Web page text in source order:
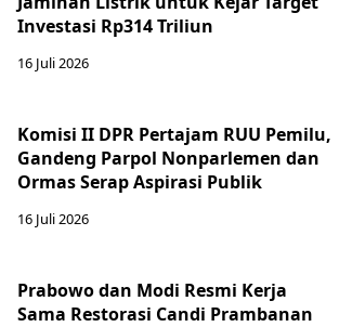
Investasi Rp314 Triliun
16 Juli 2026
Komisi II DPR Pertajam RUU Pemilu,
Gandeng Parpol Nonparlemen dan
Ormas Serap Aspirasi Publik
16 Juli 2026
Prabowo dan Modi Resmi Kerja
Sama Restorasi Candi Prambanan